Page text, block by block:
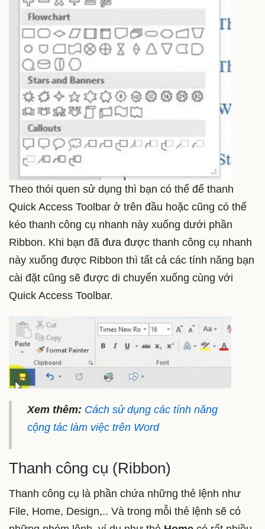
Theo thói quen sử dụng thì bạn có thể để thanh
Quick Access Toolbar ở trên đầu hoặc cũng có thể
kéo thanh công cụ nhanh này xuống dưới phần
Ribbon. Khi bạn đã đưa được thanh công cụ nhanh
này xuống được Ribbon thì tất cả các tính năng bạn
cài đặt cũng sẽ được di chuyển xuống cùng với
Quick Access Toolbar.
Xem thêm: Cách sử dụng các tính năng
cộng tác làm việc trên Word
Thanh công cụ (Ribbon)
Thanh công cụ là phần chứa những thẻ lệnh như
File, Home, Design,.. Và trong mỗi thẻ lệnh sẽ có